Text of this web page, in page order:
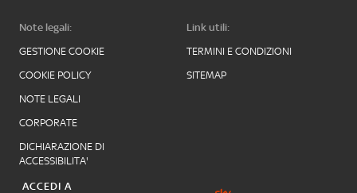
Note legali:
GESTIONE COOKIE
COOKIE POLICY
NOTE LEGALI
CORPORATE
DICHIARAZIONE DI
ACCESSIBILITA'
Link utili:
TERMINI E CONDIZIONI
SITEMAP
ACCEDI A